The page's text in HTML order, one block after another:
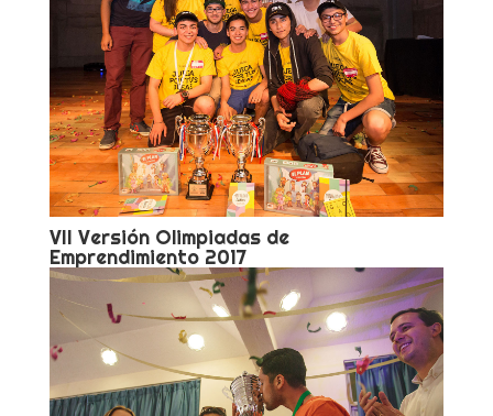
VII Versión Olimpiadas de
Emprendimiento 2017